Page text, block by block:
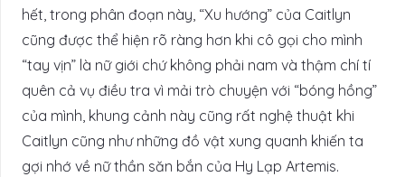
hết, trong phân đoạn này, “Xu hướng” của Caitlyn
cũng được thể hiện rõ ràng hơn khi cô gọi cho mình
“tay vịn” là nữ giới chứ không phải nam và thậm chí tí
quên cả vụ điều tra vì mải trò chuyện với “bóng hồng”
của mình, khung cảnh này cũng rất nghệ thuật khi
Caitlyn cũng như những đồ vật xung quanh khiến ta
gợi nhớ về nữ thần săn bắn của Hy Lạp Artemis.